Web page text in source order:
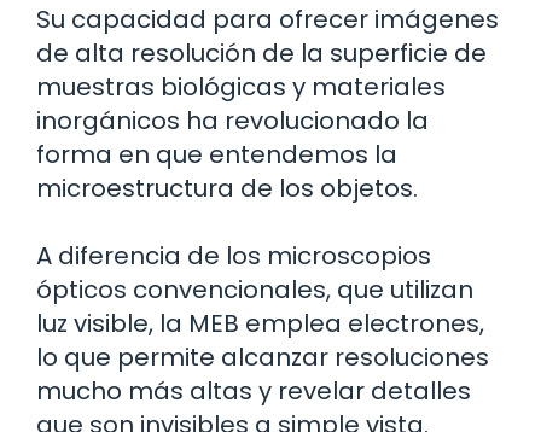
Su capacidad para ofrecer imágenes
de alta resolución de la superficie de
muestras biológicas y materiales
inorgánicos ha revolucionado la
forma en que entendemos la
microestructura de los objetos.
A diferencia de los microscopios
ópticos convencionales, que utilizan
luz visible, la MEB emplea electrones,
lo que permite alcanzar resoluciones
mucho más altas y revelar detalles
que son invisibles a simple vista.